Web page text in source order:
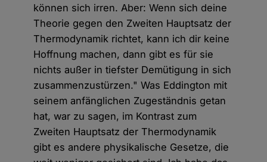
können sich irren. Aber: Wenn sich deine
Theorie gegen den Zweiten Hauptsatz der
Thermodynamik richtet, kann ich dir keine
Hoffnung machen, dann gibt es für sie
nichts außer in tiefster Demütigung in sich
zusammenzustürzen." Was Eddington mit
seinem anfänglichen Zugeständnis getan
hat, war zu sagen, im Kontrast zum
Zweiten Hauptsatz der Thermodynamik
gibt es andere physikalische Gesetze, die